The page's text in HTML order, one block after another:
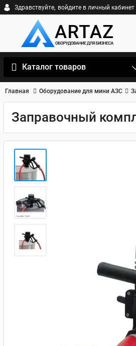
Здравствуйте, войдите в личный кабинет
Каталог товаров
Главная Оборудование для мини АЗС
Заправочный